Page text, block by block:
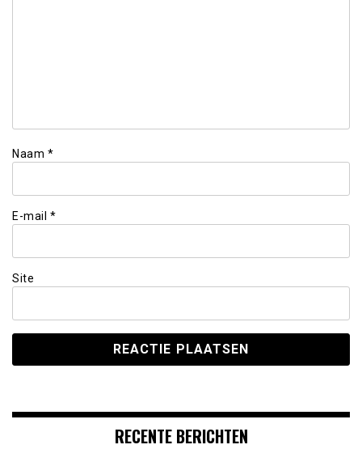
Naam *
E-mail *
Site
RECENTE BERICHTEN